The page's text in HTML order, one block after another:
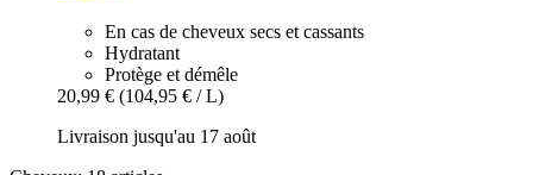
En cas de cheveux secs et cassants
Hydratant
Protège et démêle
20,99 € (104,95 € / L)
Livraison jusqu'au 17 août